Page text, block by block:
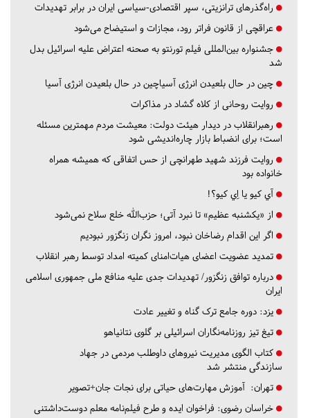
راه‌گذرهای ترانزیتی، سپر اقتصادی-سیاسی ایران در برابر تهدیدات
عراقچی از قانون فراتر رود، مجازات و استیضاح می‌شود
جشنواره بین‌المللی فیلم تورنتو به صحنه اعتراض علیه اسرائیل بدل
شد
چین در حال بلعیدن انرژی آسیاچین در حال بلعیدن انرژی آسیا
روایت روحانی از کلاه گشاد در مذاکرات
رهبرانقلاب در دیدار هیئت دولت: معیشت مردم مهمترین مسئله
است؛ برای انضباط بازار چاره‌اندیشی شود
روایت فرزند شهید طهرانچی از حس اتفاقی که همیشه همراه
خانواده بود
آي كيو يا اِي كيو؟!
از «یکشنبه عظیم» تا نبرد آتی؛ حزب‌الله خلع سلاح نمی‌شود
اگر این اقدام رضاخان نبود، امروز نگران زنگزور نبودیم
تمدید عضویت اعضای هیات‌امنای کمیته امداد توسط رهبر انقلاب
درباره توافق زنگزور/ تهدیدات جدی علیه منافع ملی جمهوری اسلامی
ایران
یزد: دوره جامع ترک گناه و تغییر عادت
تیغ تیز روزنامه‌نگاران اسرائیلی بر گلوی نتانیاهو
کتاب الگوی مدیریت نیروهای داوطلب مردمی در جهاد
سازندگی منتشر شد
تهران: آموزش مهارت‌های حیاتی برای نجات جان+تصویر
خراسان رضوی: فراخوان ایده و طرح فیلم‌نامه معلم دوست‌داشتنی